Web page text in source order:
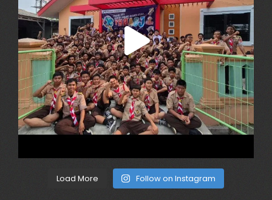
Load More Follow on Instagram